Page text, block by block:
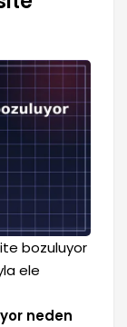
bozuluyor
ele
neden